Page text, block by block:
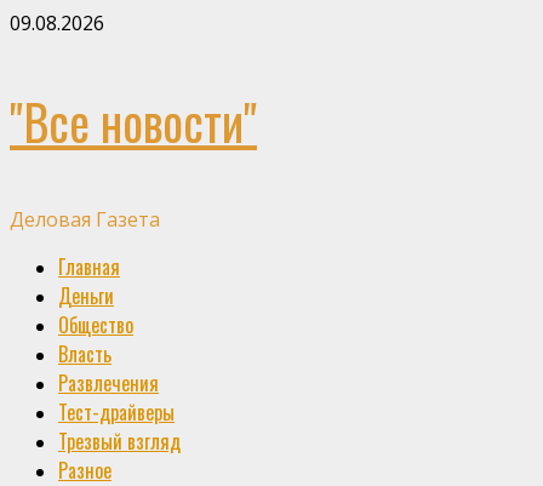
Skip
09.08.2026
"Все новости"
Деловая Газета
Primary
Menu
Главная
Деньги
Общество
Власть
Развлечения
Тест-драйверы
Трезвый взгляд
Разное